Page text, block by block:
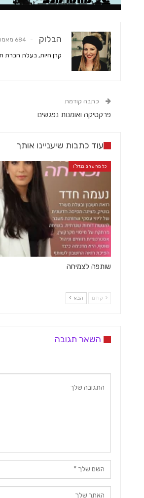
הבלוק 684 מאמרים
קרן חיות, בעלת חברת
כתבה קודמת
פרקטיקה ואומנות נפגשים
עוד כתבות שיעניינו אותך
כל מה שחם בנדל"ן
שותפה לצמיחה
קודם הבא
השאר תגובה